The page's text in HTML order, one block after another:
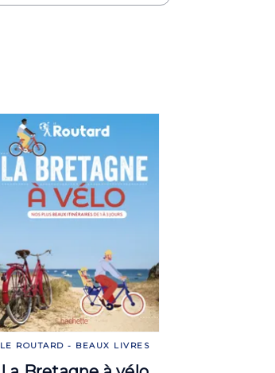
LE ROUTARD - BEAUX LIVRES